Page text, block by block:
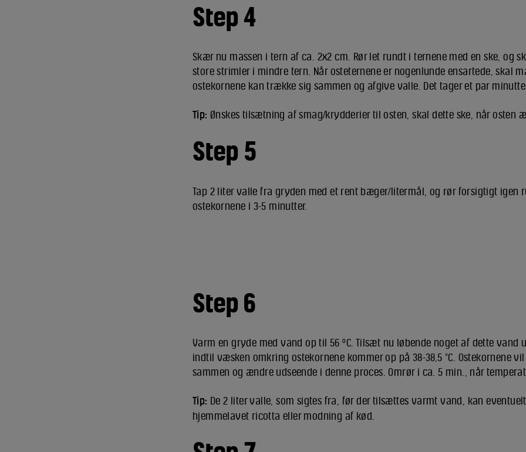
Step 4
Skær nu massen i tern af ca. 2x2 cm. Rør let rundt i ternene med en ske, og
store strimler i mindre tern. Når osteternene er nogenlunde ensartede, skal
ostekornene kan trække sig sammen og afgive valle. Det tager et par
Tip: Ønskes tilsætning af smag/krydderier til osten, skal dette ske, når osten
Step 5
Tap 2 liter valle fra gryden med et rent bæger/litermål, og rør forsigtigt igen
ostekornene i 3-5 minutter.
Step 6
Varm en gryde med vand op til 56 ºC. Tilsæt nu løbende noget af dette vand
indtil væsken omkring ostekornene kommer op på 38-38,5 °C. Ostekornene
sammen og ændre udseende i denne proces. Omrør i ca. 5 min., når
Tip: De 2 liter valle, som sigtes fra, før der tilsættes varmt vand, kan
hjemmelavet ricotta eller modning af kød.